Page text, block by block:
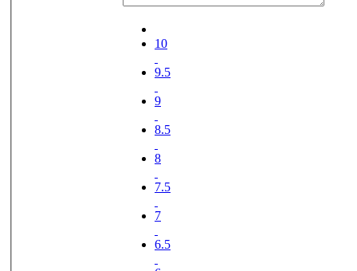
10
9.5
9
8.5
8
7.5
7
6.5